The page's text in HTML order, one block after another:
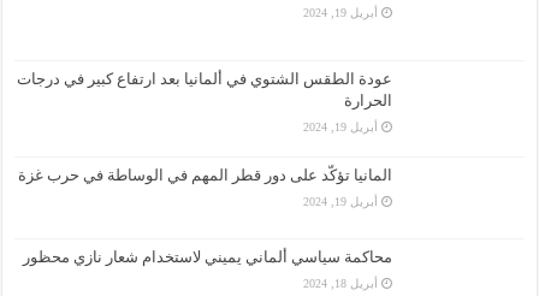
أبريل 19, 2024
عودة الطقس الشتوي في ألمانيا بعد ارتفاع كبير في درجات
الحرارة
أبريل 19, 2024
المانيا تؤكّد على دور قطر المهم في الوساطة في حرب غزة
أبريل 19, 2024
محاكمة سياسي ألماني يميني لاستخدام شعار نازي محظور
أبريل 18, 2024